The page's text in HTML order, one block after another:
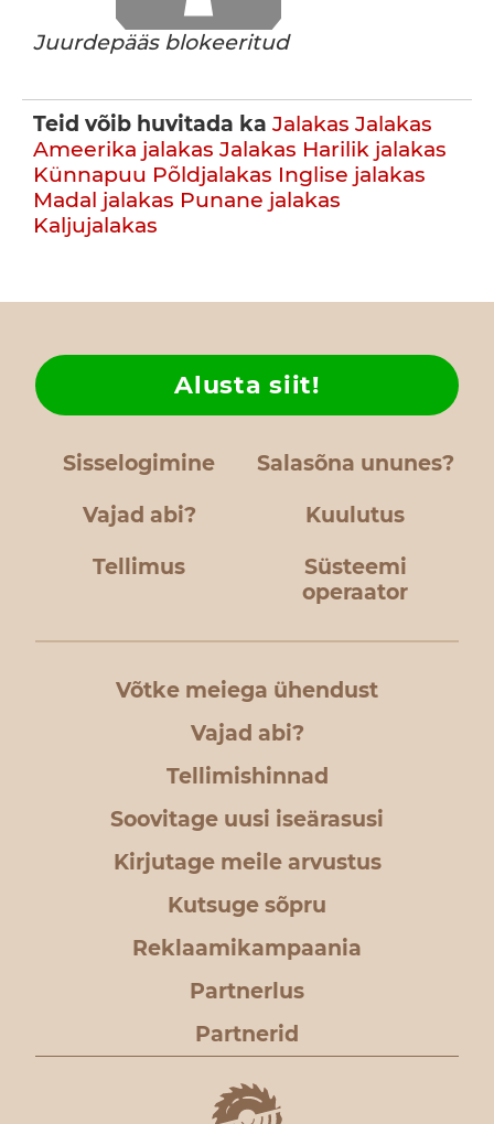
Juurdepääs blokeeritud
Teid võib huvitada ka Jalakas Jalakas
Ameerika jalakas Jalakas Harilik jalakas
Künnapuu Põldjalakas Inglise jalakas
Madal jalakas Punane jalakas
Kaljujalakas
Sisselogimine Salasõna ununes?
Vajad abi?
Alusta siit!
Kuulutus
Tellimus
Süsteemi
operaator
Võtke meiega ühendust
Vajad abi?
Tellimishinnad
Soovitage uusi iseärasusi
Kirjutage meile arvustus
Kutsuge sõpru
Reklaamikampaania
Partnerlus
Partnerid